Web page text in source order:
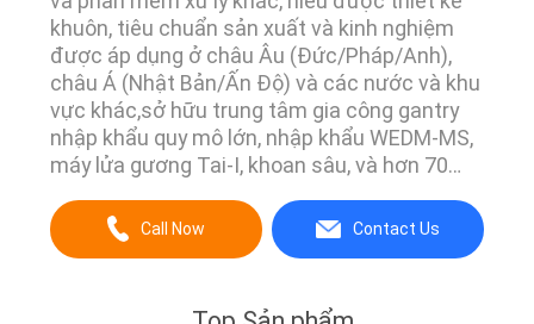
khuôn, tiêu chuẩn sản xuất và kinh nghiệm
được áp dụng ở châu Âu (Đức/Pháp/Anh),
châu Á (Nhật Bản/Ấn Độ) và các nước và khu
vực khác,sở hữu trung tâm gia công gantry
nhập khẩu quy mô lớn, nhập khẩu WEDM-MS,
máy lửa gương Tai-I, khoan sâu, và hơn 70
đến quản lý chất lượng nội bộ và thực hiện
nghiêm ngặt tiêu chuẩn chất lượng quốc tế
Call Now Contact Us